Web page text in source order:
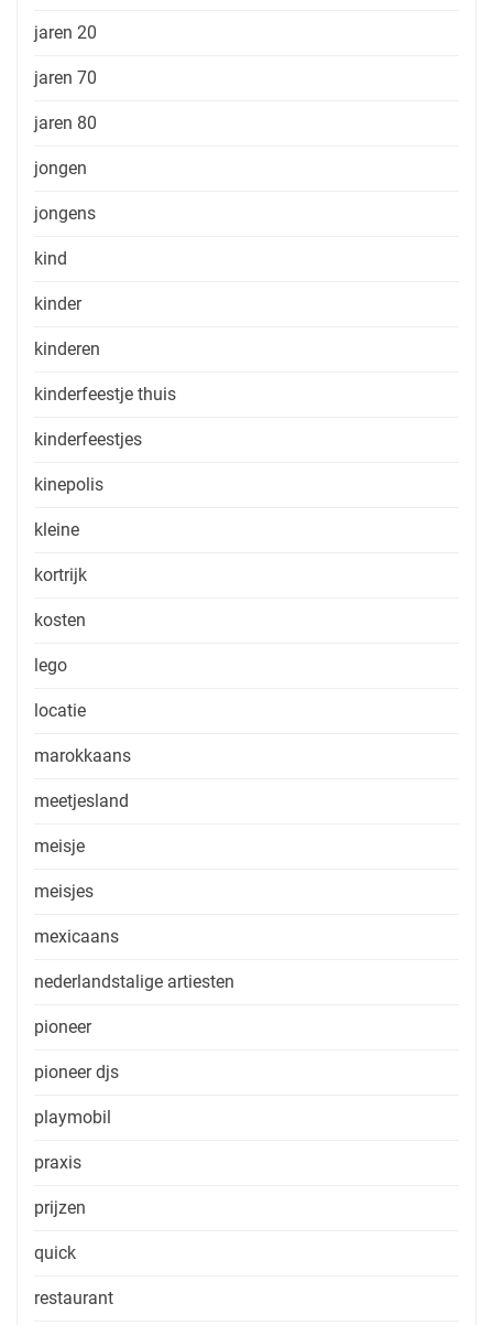
jaren 20
jaren 70
jaren 80
jongen
jongens
kind
kinder
kinderen
kinderfeestje thuis
kinderfeestjes
kinepolis
kleine
kortrijk
kosten
lego
locatie
marokkaans
meetjesland
meisje
meisjes
mexicaans
nederlandstalige artiesten
pioneer
pioneer djs
playmobil
praxis
prijzen
quick
restaurant